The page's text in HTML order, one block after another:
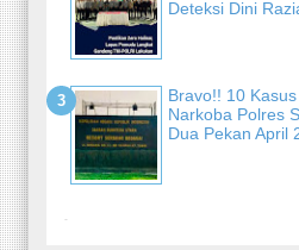
Deteksi Dini
Bravo!! 10
Narkoba Polres
Dua Pekan April
-